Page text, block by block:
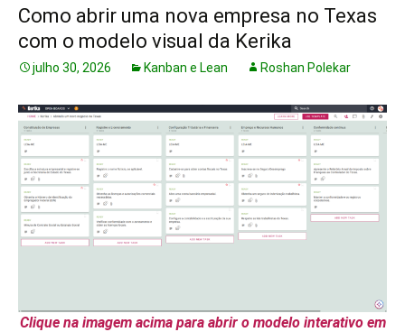
Como abrir uma nova empresa no Texas
com o modelo visual da Kerika
julho 30, 2026 Kanban e Lean Roshan Polekar
Clique na imagem acima para abrir o modelo interativo em